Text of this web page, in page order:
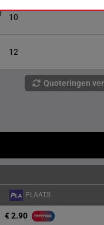
10
12
Quoteringen
PLAATS
€ 2.90